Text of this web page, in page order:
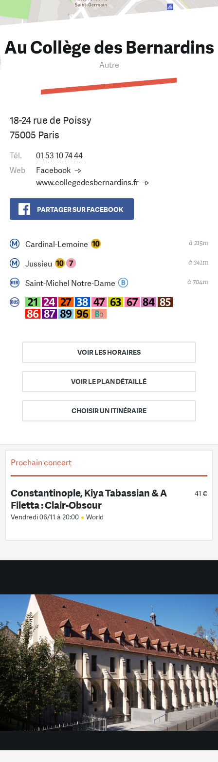
Au Collège des Bernardins
Autre
18-24 rue de Poissy
75005 Paris
Tél.
01 53 10 74 44
Web
Facebook
www.collegedesbernardins.fr
PARTAGER SUR FACEBOOK
Cardinal-Lemoine à 215m
Jussieu à 341m
Saint-Michel Notre-Dame à 704m
VOIR LES HORAIRES
VOIR LE PLAN DÉTAILLÉ
CHOISIR UN ITINÉRAIRE
Prochain concert
41 €
Constantinople, Kiya Tabassian & A
Filetta : Clair-Obscur
Vendredi 06/11 à 20:00 World